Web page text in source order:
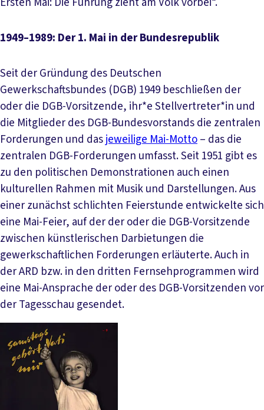
1949–1989: Der 1. Mai in der Bundesrepublik
Seit der Gründung des Deutschen
Gewerkschaftsbundes (DGB) 1949 beschließen der
oder die DGB-Vorsitzende, ihr*e Stellvertreter*in und
die Mitglieder des DGB-Bundesvorstands die zentralen
Forderungen und dasjeweilige Mai-Motto– das die
zentralen DGB-Forderungen umfasst. Seit 1951 gibt es
zu den politischen Demonstrationen auch einen
kulturellen Rahmen mit Musik und Darstellungen. Aus
einer zunächst schlichten Feierstunde entwickelte sich
eine Mai-Feier, auf der der oder die DGB-Vorsitzende
zwischen künstlerischen Darbietungen die
gewerkschaftlichen Forderungen erläuterte. Auch in
der ARD bzw. in den dritten Fernsehprogrammen wird
eine Mai-Ansprache der oder des DGB-Vorsitzenden vor
der Tagesschau gesendet.